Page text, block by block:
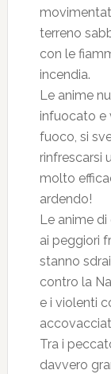
terreno
con le
incendia.
Le anime
infuocato e
fuoco, si
rinfrescarsi
molto
ardendo!
Le anime
ai peggiori
stanno
contro la
e i violenti
Tra i
davvero